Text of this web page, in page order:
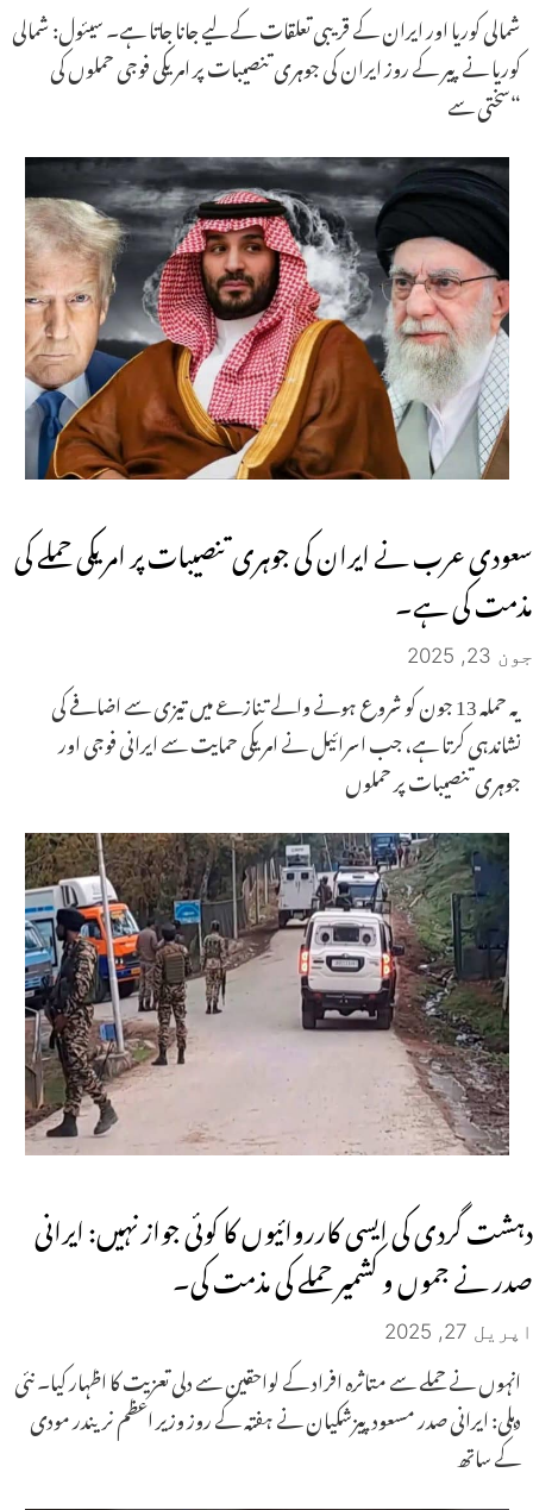
شمالی کوریا اور ایران کے قریبی تعلقات کے لیے جانا جاتا ہے۔ سیئول: شمالی
کوریا نے پیر کے روز ایران کی جوہری تنصیبات پر امریکی فوجی حملوں کی
“سختی سے
سعودی عرب نے ایران کی جوہری تنصیبات پر امریکی حملے کی
مذمت کی ہے۔
جون 23, 2025
یہ حملہ 13 جون کو شروع ہونے والے تنازعے میں تیزی سے اضافے کی
نشاندہی کرتا ہے، جب اسرائیل نے امریکی حمایت سے ایرانی فوجی اور
جوہری تنصیبات پر حملوں
دہشت گردی کی ایسی کارروائیوں کا کوئی جواز نہیں: ایرانی
صدر نے جموں و کشمیر حملے کی مذمت کی۔
اپریل 27, 2025
انہوں نے حملے سے متاثرہ افراد کے لواحقین سے دلی تعزیت کا اظہار کیا۔ نئی
دہلی: ایرانی صدر مسعود پیزشکیان نے ہفتہ کے روز وزیر اعظم نریندر مودی
کے ساتھ